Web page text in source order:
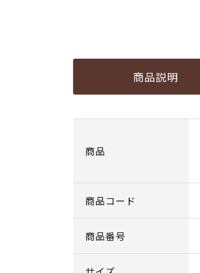
商品説明
商品
商品コード
商品番号